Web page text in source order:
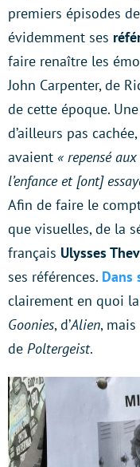
premiers épisodes de
évidemment ses
faire renaître les
John Carpenter, de
de cette époque.
d’ailleurs pas
avaient « repensé
l’enfance et [ont]
Afin de faire le
que visuelles, de la
français Ulysses
ses références. Dans
clairement en quoi
Goonies, d’Alien,
de Poltergeist.